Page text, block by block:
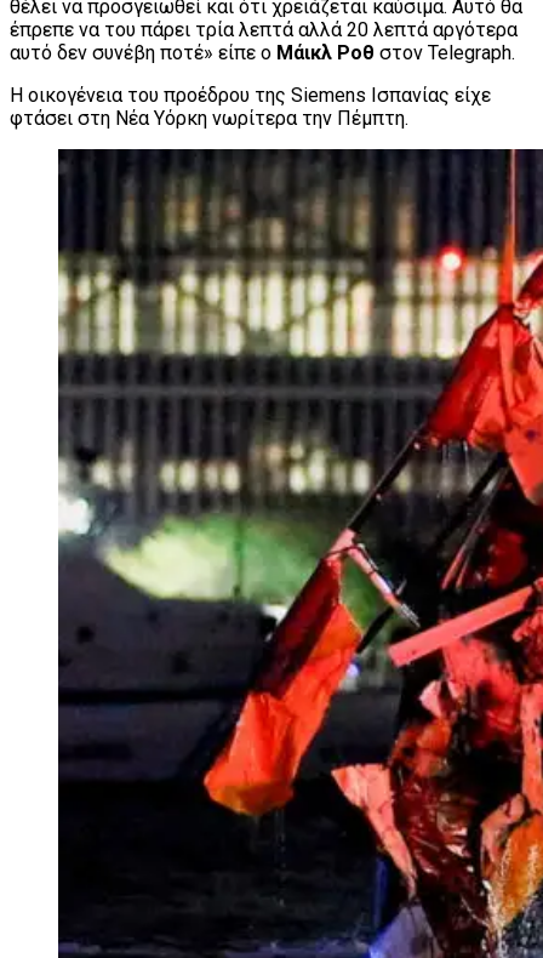
θέλει να προσγειωθεί και ότι χρειάζεται καύσιμα. Αυτό θα
έπρεπε να του πάρει τρία λεπτά αλλά 20 λεπτά αργότερα
αυτό δεν συνέβη ποτέ» είπε ο Μάικλ Ροθ στον Telegraph.
Η οικογένεια του προέδρου της Siemens Ισπανίας είχε
φτάσει στη Νέα Υόρκη νωρίτερα την Πέμπτη.